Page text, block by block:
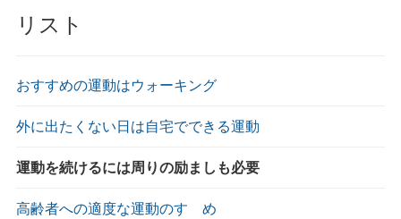
リスト
おすすめの運動はウォーキング
外に出たくない日は自宅でできる運動
運動を続けるには周りの励ましも必要
高齢者への適度な運動のすゝめ